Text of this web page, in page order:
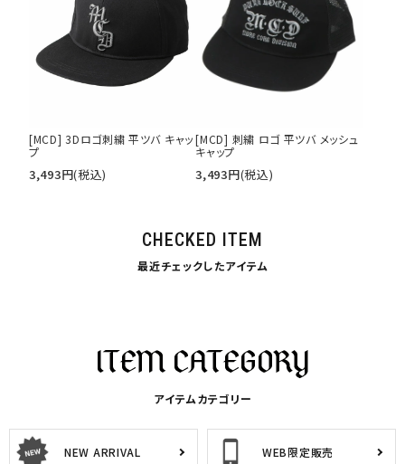
[MCD] 3Dロゴ刺繍 平ツバ キャッ
プ
3,493円(税込)
[MCD] 刺繍 ロゴ 平ツバ メッシュ
キャップ
3,493円(税込)
CHECKED ITEM
最近チェックしたアイテム
アイテムカテゴリー
NEW ARRIVAL WEB限定販売